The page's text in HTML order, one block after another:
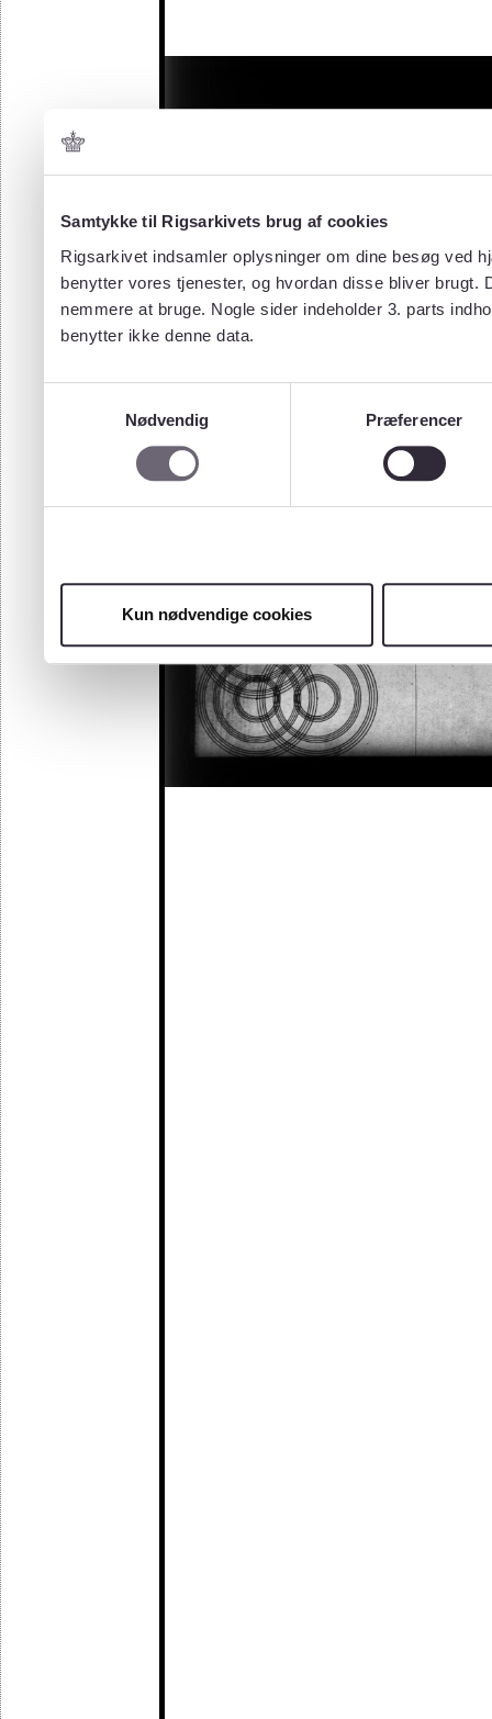
Samtykke til Rigsarkivets brug af cookies
Rigsarkivet indsamler oplysninger om dine besøg ved
benytter vores tjenester, og hvordan disse bliver
nemmere at bruge. Nogle sider indeholder 3. parts
benytter ikke denne data.
Nødvendig
Præferencer
Kun nødvendige cookies